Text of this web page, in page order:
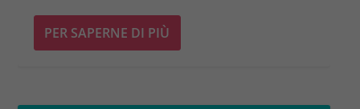
PER SAPERNE DI PIÙ